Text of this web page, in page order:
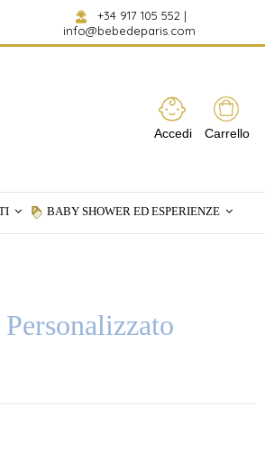
+34 917 105 552 |
info@bebedeparis.com
Accedi Carrello
BABY SHOWER ED ESPERIENZE